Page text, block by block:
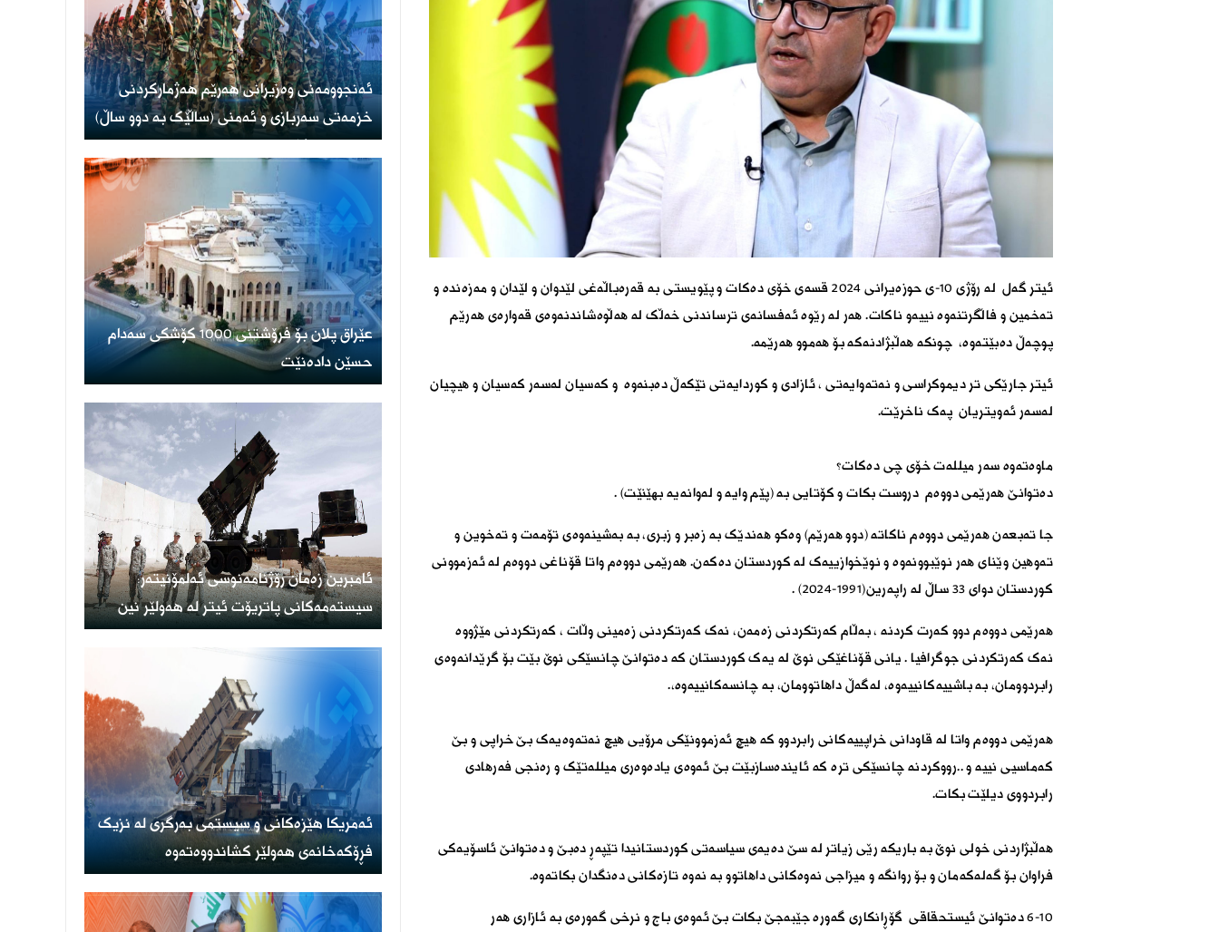
ئیتر گەل لە رۆژی ١٠-ی حوزەیرانی ٢٠٢٤ قسەی خۆی دەکات و پێویستی بە قەرەباڵەغی لێدوان و لێدان و مەزەندە و
تەخمین و فاڵگرتنەوە نییەو ناکات. ھەر لە رێوە ئەفسانەی ترساندنی خەڵک لە ھەڵوەشاندنەوەی قەوارەی ھەرێم
پوچەڵ دەبێتەوە، چونکە ھەڵبژادنەکە بۆ ھەموو ھەرێمە.
ئیتر جارێکی تر دیموکراسی و نەتەوایەتی ، ئازادی و کوردایەتی تێکەڵ دەبنەوە و کەسیان لەسەر کەسیان و ھیچیان
لەسەر ئەویتریان پەک ناخرێت.
ماوەتەوە سەر میللەت خۆی چی دەکات؟
دەتوانێ ھەرێمی دووەم دروست بکات و کۆتایی بە (پێم وایە و لەوانەیە بھێنێت) .
جا تەبعەن ھەرێمی دووەم ناکاتە (دوو ھەرێم) وەکو ھەندێک بە زەبر و زبری، بە بەشینەوەی تۆمەت و تەخوین و
تەوھین وێنای ھەر نوێبوونەوە و نوێخوازییەک لە کوردستان دەکەن. ھەرێمی دووەم واتا قۆناغی دووەم لە ئەزموونی
کوردستان دوای ٣٣ ساڵ لە راپەرین(١٩٩١-٢٠٢٤) .
ھەرێمی دووەم دوو کەرت کردنە ، بەڵام کەرتکردنی زەمەن، نەک کەرتکردنی زەمینی وڵات ، کەرتکردنی مێژووە
نەک کەرتکردنی جوگرافیا . یانی قۆناغێکی نوێ لە یەک کوردستان کە دەتوانێ چانسێکی نوێ بێت بۆ گرێدانەوەی
رابردوومان، بە باشییەکانییەوە، لەگەڵ داھاتوومان، بە چانسەکانییەوە،.
ھەرێمی دووەم واتا لە قاودانی خراپییەکانی رابردوو کە ھیچ ئەزموونێکی مرۆیی ھیچ نەتەوەیەک بێ خراپی و بێ
کەماسیی نییە و ..رووکردنە چانسێکی ترە کە ئایندەسازبێت بێ ئەوەی یادەوەری میللەتێک و رەنجی فەرھادی
رابردووی دیلێت بکات.
ھەڵبژاردنی خولی نوێ بە باریکە رێی زیاتر لە سێ دەیەی سیاسەتی کوردستانیدا تێپەڕ دەبێ و دەتوانێ ئاسۆیەکی
فراوان بۆ گەلەکەمان و بۆ روانگە و میزاجی نەوەکانی داھاتوو بە نەوە تازەکانی دەنگدان بکاتەوە.
١٠-٦ دەتوانێ ئیستحقاقی گۆڕانکاری گەورە جێبەجێ بکات بێ ئەوەی باج و نرخی گەورەی بە ئازاری ھەر
ئەنجوومەنی وەزیرانی هەرێم هەژمارکردنی
خزمەتی سەربازی و ئەمنی (ساڵێک بە دوو ساڵ)
پەسەند دەکات
عێراق پلان بۆ فرۆشتنی 1000 کۆشکی سەدام
حسێن دادەنێت
ئامبرین زەمان رۆژنامەنوسی ئەلمۆنیتەر:
سیستەمەکانی پاتریۆت ئیتر لە هەولێر نین
ئەمریكا هێزەكانی و سیستمی بەرگری لە نزیک
فڕۆكەخانەی هەولێر كشاندووەتەوە